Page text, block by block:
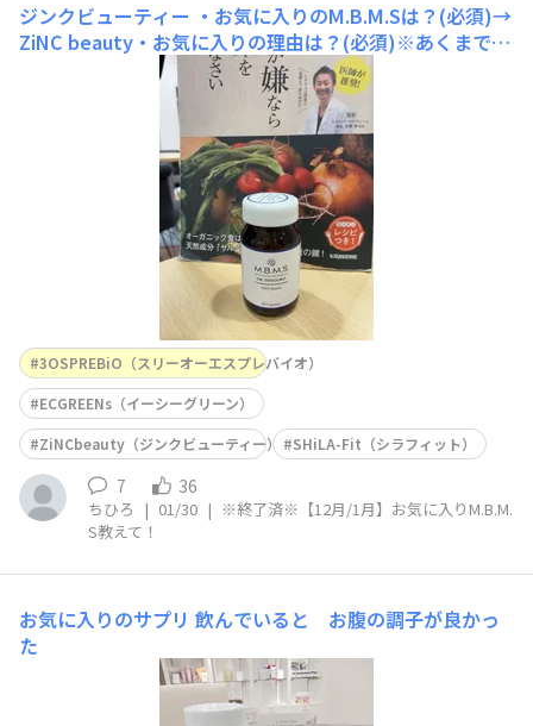
ジンクビューティー ・お気に入りのM.B.M.Sは？(必須)→
ZiNC beauty・お気に入りの理由は？(必須)※あくまでも
個人の感想・意見として→口内炎が出来なくなったから・
飲み始めたきっかけor選んだ理由orおすすめされた理由
は？(必須)→亜鉛不足のため・担当ヘルスコーチャー名
(必須)→岡田さん・フリーコメント(
3OSPREBiO（スリーオーエスプレバイオ）
ECGREENs（イーシーグリーン）
ZiNCbeauty（ジンクビューティー）
SHiLA-Fit（シラフィット）
7 36
ちひろ | 01/30 | ※終了済※【12月/1月】お気に入りM.B.M.
S教えて！
お気に入りのサプリ 飲んでいると お腹の調子が良かっ
た